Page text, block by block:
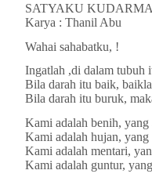
SATYAKU
Karya : Thanil Abu
Wahai sahabatku, !
Ingatlah ,di dalam tubuh
Bila darah itu baik,
Bila darah itu buruk,
Kami adalah benih, yang
Kami adalah hujan, yang
Kami adalah mentari,
Kami adalah guntur,